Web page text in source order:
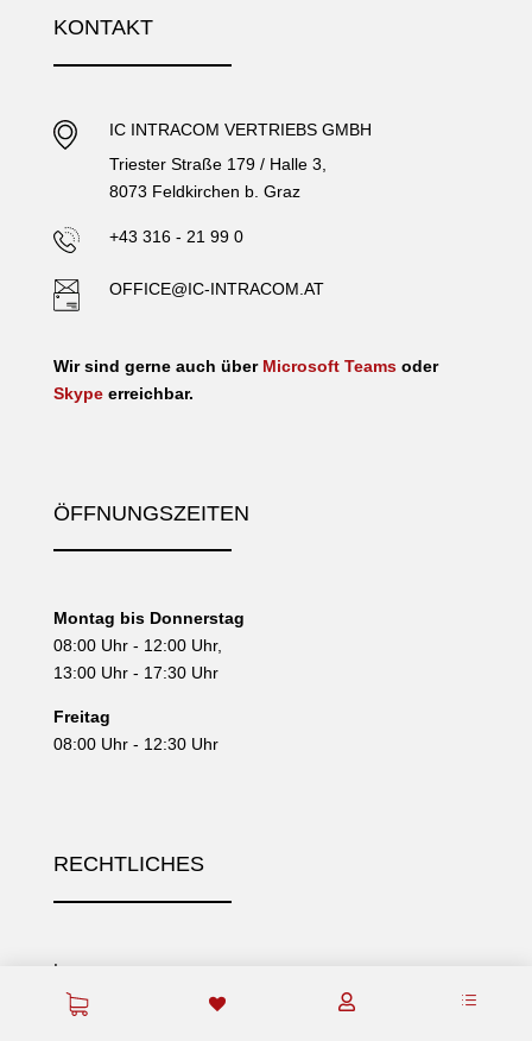
 d
KONTAKT
IC INTRACOM VERTRIEBS GMBH
Triester Straße 179 / Halle 3,
8073 Feldkirchen b. Graz
+43 316 - 21 99 0
OFFICE@IC-INTRACOM.AT
Wir sind gerne auch über Microsoft Teamsoder
Skypeerreichbar.
ÖFFNUNGSZEITEN
Montag bis Donnerstag
08:00 Uhr - 12:00 Uhr,
13:00 Uhr - 17:30 Uhr
Freitag
08:00 Uhr - 12:30 Uhr
RECHTLICHES
Impressum
Datenschutz